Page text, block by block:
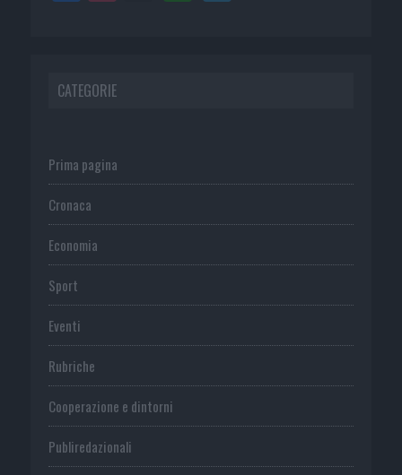
CATEGORIE
Prima pagina
Cronaca
Economia
Sport
Eventi
Rubriche
Cooperazione e dintorni
Publiredazionali